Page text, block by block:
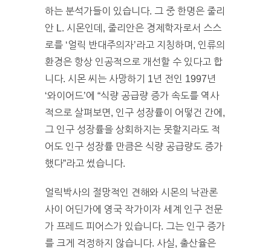
하는 분석가들이 있습니다. 그 중 한명은 줄리
안 L. 시몬인데, 줄리안은 경제학자로서 스스
로를 ‘얼릭 반대주의자’라고 지칭하며, 인류의
환경은 항상 인공적으로 개선할 수 있다고 합
니다. 시몬 씨는 사망하기 1년 전인 1997년
‘와이어드’에 “식량 공급량 증가 속도를 역사
적으로 살펴보면, 인구 성장률이 어떻건 간에,
그 인구 성장률을 상회하지는 못할지라도 적
어도 인구 성장률 만큼은 식량 공급량도 증가
했다”라고 썼습니다.
얼릭박사의 절망적인 견해와 시몬의 낙관론
사이 어딘가에 영국 작가이자 세계 인구 전문
가 프레드 피어스가 있습니다. 그는 인구 증가
를 크게 걱정하지 않습니다. 사실, 출산율은